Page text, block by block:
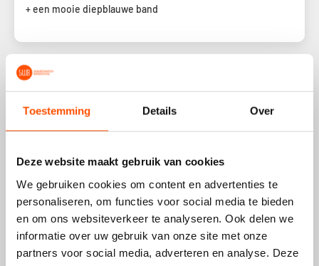
Toestemming Details Over
Deze website maakt gebruik van cookies
We gebruiken cookies om content en advertenties te
personaliseren, om functies voor social media te bieden
en om ons websiteverkeer te analyseren. Ook delen we
informatie over uw gebruik van onze site met onze
partners voor social media, adverteren en analyse. Deze
+ een mooie diepblauwe band
Meest populaire keuze